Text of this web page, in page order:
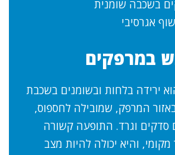
בשכבה שומנית
אגרסיבי
במרפקים
ירידה בלחות ובשומנים בשכבת
המרפק, שמובילה לחספוס,
וגרד. התופעה קשורה
והיא יכולה להיות מצב